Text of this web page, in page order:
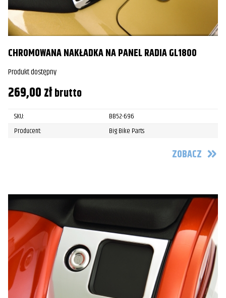
CHROMOWANA NAKŁADKA NA PANEL RADIA GL1800
Produkt dostępny
269,00złbrutto
SKU:
BB52-696
Producent:
Big Bike Parts
ZOBACZ